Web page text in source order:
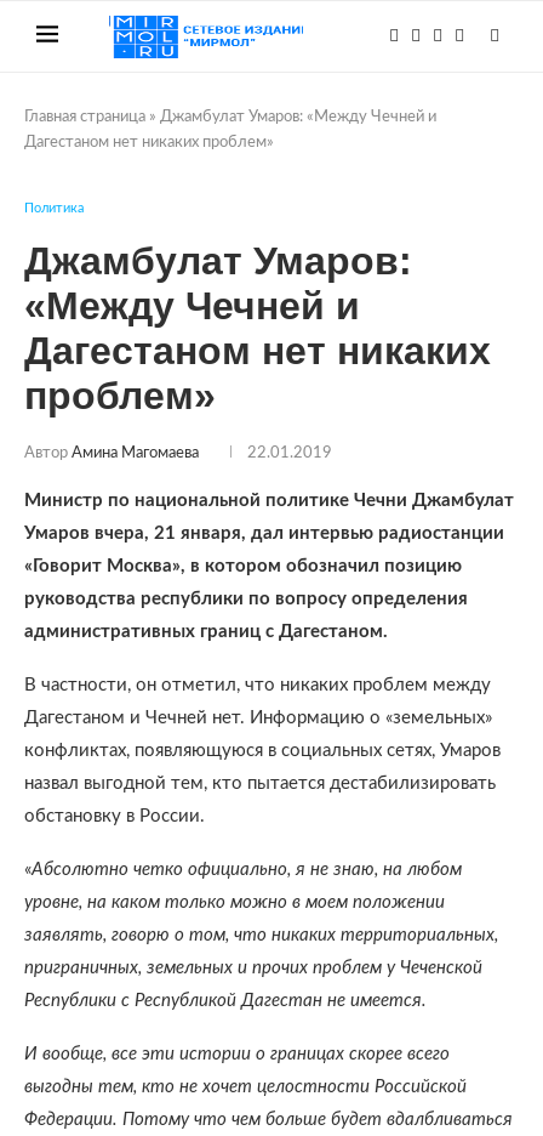
Главная страница » Джамбулат Умаров: «Между Чечней и
Дагестаном нет никаких проблем»
Политика
Джамбулат Умаров:
«Между Чечней и
Дагестаном нет никаких
проблем»
Автор Амина Магомаева 22.01.2019
Министр по национальной политике Чечни Джамбулат
Умаров вчера, 21 января, дал интервью радиостанции
«Говорит Москва», в котором обозначил позицию
руководства республики по вопросу определения
административных границ с Дагестаном.
В частности, он отметил, что никаких проблем между
Дагестаном и Чечней нет. Информацию о «земельных»
конфликтах, появляющуюся в социальных сетях, Умаров
назвал выгодной тем, кто пытается дестабилизировать
обстановку в России.
«Абсолютно четко официально, я не знаю, на любом
уровне, на каком только можно в моем положении
заявлять, говорю о том, что никаких территориальных,
приграничных, земельных и прочих проблем у Чеченской
Республики с Республикой Дагестан не имеется.
И вообще, все эти истории о границах скорее всего
выгодны тем, кто не хочет целостности Российской
Федерации. Потому что чем больше будет вдалбливаться